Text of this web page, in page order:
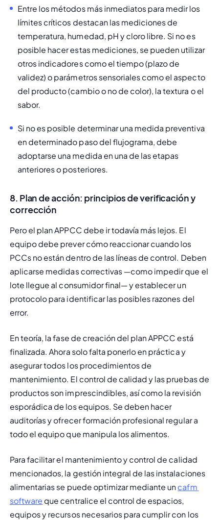
Entre los métodos más inmediatos para medir los
límites críticos destacan las mediciones de
temperatura, humedad, pH y cloro libre. Si no es
posible hacer estas mediciones, se pueden utilizar
otros indicadores como el tiempo (plazo de
validez) o parámetros sensoriales como el aspecto
del producto (cambio o no de color), la textura o el
sabor.
Si no es posible determinar una medida preventiva
en determinado paso del flujograma, debe
adoptarse una medida en una de las etapas
anteriores o posteriores.
8. Plan de acción: principios de verificación y
corrección
Pero el plan APPCC debe ir todavía más lejos. El
equipo debe prever cómo reaccionar cuando los
PCCs no están dentro de las líneas de control. Deben
aplicarse medidas correctivas —como impedir que el
lote llegue al consumidor final— y establecer un
protocolo para identificar las posibles razones del
error.
En teoría, la fase de creación del plan APPCC está
finalizada. Ahora solo falta ponerlo en práctica y
asegurar todos los procedimientos de
mantenimiento. El control de calidad y las pruebas de
productos son imprescindibles, así como la revisión
esporádica de los equipos. Se deben hacer
auditorías y ofrecer formación profesional regular a
todo el equipo que manipula los alimentos.
Para facilitar el mantenimiento y control de calidad
mencionados, la gestión integral de las instalaciones
alimentarias se puede optimizar mediante un cafm
software que centralice el control de espacios,
equipos y recursos necesarios para cumplir con los